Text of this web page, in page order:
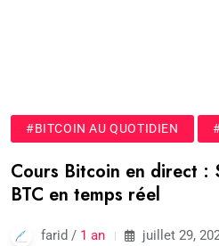
#BITCOIN AU QUOTIDIEN
Cours Bitcoin en direct :
BTC en temps réel
farid / 1 an juillet 29,